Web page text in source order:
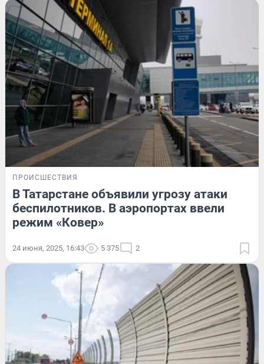
ПРОИСШЕСТВИЯ
В Татарстане объявили угрозу атаки
беспилотников. В аэропортах ввели
режим «Ковер»
24 июня, 2025, 16:43 5 375 2